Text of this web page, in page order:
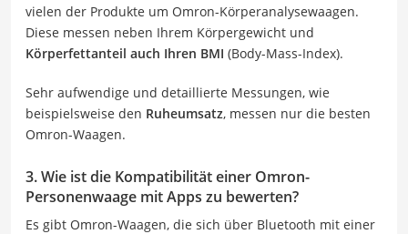
vielen der Produkte um Omron-Körperanalysewaagen.
Diese messen neben Ihrem Körpergewicht und
Körperfettanteil auch Ihren BMI (Body-Mass-Index).
Sehr aufwendige und detaillierte Messungen, wie
beispielsweise den Ruheumsatz, messen nur die besten
Omron-Waagen.
3. Wie ist die Kompatibilität einer Omron-
Personenwaage mit Apps zu bewerten?
Es gibt Omron-Waagen, die sich über Bluetooth mit einer